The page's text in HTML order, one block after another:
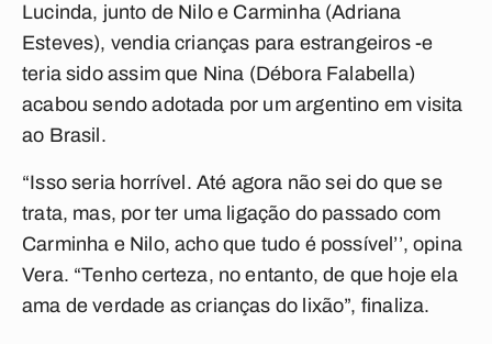
Lucinda, junto de Nilo e Carminha (Adriana
Esteves), vendia crianças para estrangeiros -e
teria sido assim que Nina (Débora Falabella)
acabou sendo adotada por um argentino em visita
ao Brasil.
“Isso seria horrível. Até agora não sei do que se
trata, mas, por ter uma ligação do passado com
Carminha e Nilo, acho que tudo é possível’’, opina
Vera. “Tenho certeza, no entanto, de que hoje ela
ama de verdade as crianças do lixão”, finaliza.